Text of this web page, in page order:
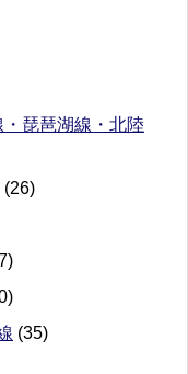
琵琶湖線・北陸
(26)
(35)